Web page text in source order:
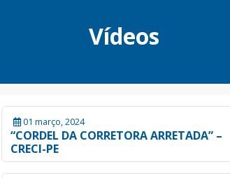
Vídeos
01 março, 2024
“CORDEL DA CORRETORA ARRETADA” –
CRECI-PE